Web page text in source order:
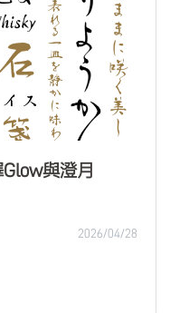
與澄月
2026/04/28